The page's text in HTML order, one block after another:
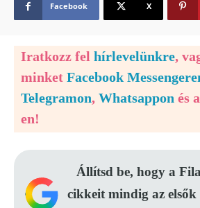
Facebook X
Iratkozz fel hírlevelünkre,
minket Facebook
Telegramon, Whatsappon és a
en!
Állítsd be, hogy a
cikkeit mindig az elsők